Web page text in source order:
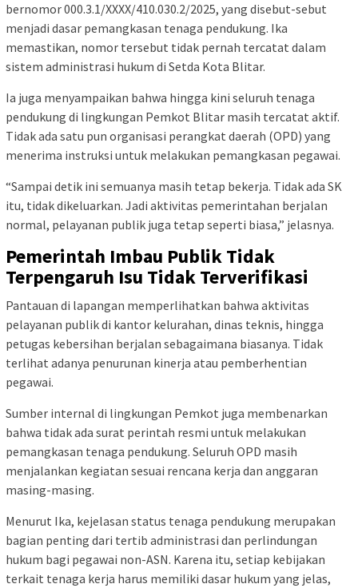
bernomor 000.3.1/XXXX/410.030.2/2025, yang disebut-sebut
menjadi dasar pemangkasan tenaga pendukung. Ika
memastikan, nomor tersebut tidak pernah tercatat dalam
sistem administrasi hukum di Setda Kota Blitar.
Ia juga menyampaikan bahwa hingga kini seluruh tenaga
pendukung di lingkungan Pemkot Blitar masih tercatat aktif.
Tidak ada satu pun organisasi perangkat daerah (OPD) yang
menerima instruksi untuk melakukan pemangkasan pegawai.
“Sampai detik ini semuanya masih tetap bekerja. Tidak ada SK
itu, tidak dikeluarkan. Jadi aktivitas pemerintahan berjalan
normal, pelayanan publik juga tetap seperti biasa,” jelasnya.
Pemerintah Imbau Publik Tidak
Terpengaruh Isu Tidak Terverifikasi
Pantauan di lapangan memperlihatkan bahwa aktivitas
pelayanan publik di kantor kelurahan, dinas teknis, hingga
petugas kebersihan berjalan sebagaimana biasanya. Tidak
terlihat adanya penurunan kinerja atau pemberhentian
pegawai.
Sumber internal di lingkungan Pemkot juga membenarkan
bahwa tidak ada surat perintah resmi untuk melakukan
pemangkasan tenaga pendukung. Seluruh OPD masih
menjalankan kegiatan sesuai rencana kerja dan anggaran
masing-masing.
Menurut Ika, kejelasan status tenaga pendukung merupakan
bagian penting dari tertib administrasi dan perlindungan
hukum bagi pegawai non-ASN. Karena itu, setiap kebijakan
terkait tenaga kerja harus memiliki dasar hukum yang jelas,